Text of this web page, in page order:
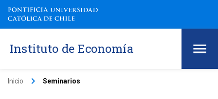
Instituto de Economía
Inicio keyboard_arrow_right Seminarios